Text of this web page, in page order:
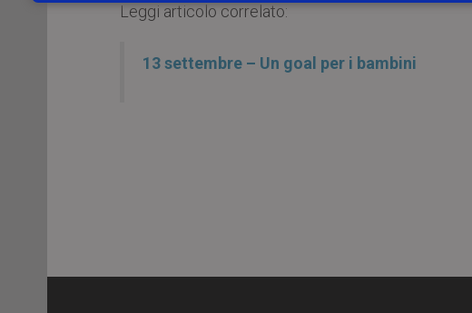
Leggi articolo correlato:
13 settembre – Un goal per i bambini